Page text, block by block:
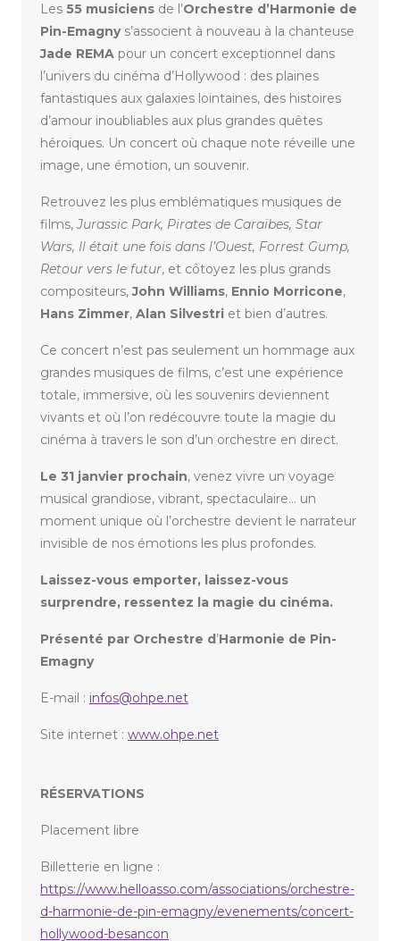
Les 55 musiciens de l’Orchestre d’Harmonie de
Pin-Emagnys’associent à nouveau à la chanteuse
Jade REMA pour un concert exceptionnel dans
l’univers du cinéma d’Hollywood : des plaines
fantastiques aux galaxies lointaines, des histoires
d’amour inoubliables aux plus grandes quêtes
héroïques. Un concert où chaque note réveille une
image, une émotion, un souvenir.
Retrouvez les plus emblématiques musiques de
films,Jurassic Park, Pirates de Caraïbes, Star
Wars, Il était une fois dans l’Ouest, Forrest Gump,
Retour vers le futur, et côtoyez les plus grands
compositeurs,John Williams, Ennio Morricone,
Hans Zimmer, Alan Silvestri et bien d’autres.
Ce concert n’est pas seulement un hommage aux
grandes musiques de films, c’est une expérience
totale, immersive, où les souvenirs deviennent
vivants et où l’on redécouvre toute la magie du
cinéma à travers le son d’un orchestre en direct.
Le 31 janvier prochain, venez vivre un voyage
musical grandiose, vibrant, spectaculaire… un
moment unique où l’orchestre devient le narrateur
invisible de nos émotions les plus profondes.
Laissez-vous emporter, laissez-vous
surprendre, ressentez la magie du cinéma.
Présenté par Orchestre d ’Harmonie de Pin-
Emagny
E-mail : infos@ohpe.net
Site internet : www.ohpe.net
RÉSERVATIONS
Placement libre
Billetterie en ligne :
https://www.helloasso.com/associations/orchestre-
d-harmonie-de-pin-emagny/evenements/concert-
hollywood-besancon